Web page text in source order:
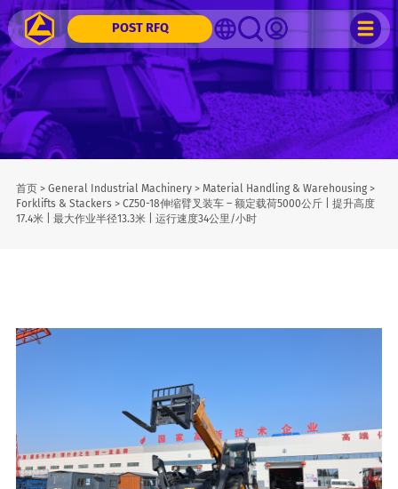
POST RFQ
首页> General Industrial Machinery> Material Handling & Warehousing>
Forklifts & Stackers > CZ50-18伸缩臂叉装车 – 额定载荷5000公斤 | 提升高度
17.4米 | 最大作业半径13.3米 | 运行速度34公里/小时